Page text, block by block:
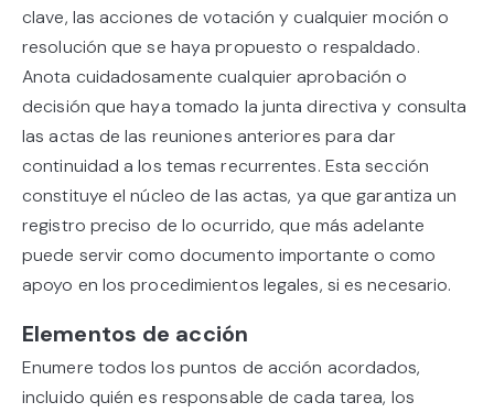
clave, las acciones de votación y cualquier moción o
resolución que se haya propuesto o respaldado.
Anota cuidadosamente cualquier aprobación o
decisión que haya tomado la junta directiva y consulta
las actas de las reuniones anteriores para dar
continuidad a los temas recurrentes. Esta sección
constituye el núcleo de las actas, ya que garantiza un
registro preciso de lo ocurrido, que más adelante
puede servir como documento importante o como
apoyo en los procedimientos legales, si es necesario.
Elementos de acción
Enumere todos los puntos de acción acordados,
incluido quién es responsable de cada tarea, los